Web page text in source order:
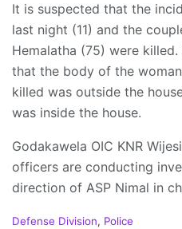
It is suspected that the
last night (11) and the
Hemalatha (75) were
that the body of the
killed was outside the
was inside the house.
Godakawela OIC KNR
officers are conducting
direction of ASP Nimal in
C
Defense Division, Police